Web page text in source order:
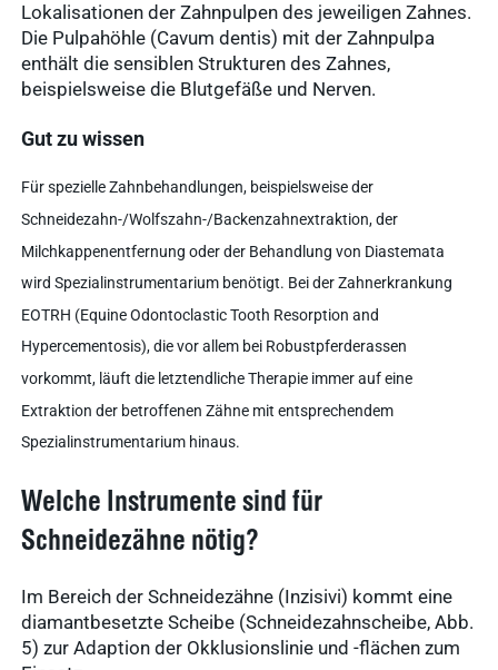
Tierarztbedarf
Ergebnisse
anzeigen
vitofyllin
anzeigen
Praxissoftware
Ergebnisse
anzeigen
Arzneimittel
Ergebnisse
anzeigen
novaderma
Ergebnisse
anzeigen
Schnellzugriff
Service &
Tierarztbedarf
Mitgliedschaft
Pharma-
Produktion
News & Socials
Marktplatz
vetlog.one
Lokalisationen der Zahnpulpen des jeweiligen Zahnes.
Die Pulpahöhle (Cavum dentis) mit der Zahnpulpa
enthält die sensiblen Strukturen des Zahnes,
beispielsweise die Blutgefäße und Nerven.
Gut zu wissen
Für spezielle Zahnbehandlungen, beispielsweise der
Schneidezahn-/Wolfszahn-/Backenzahnextraktion, der
Milchkappenentfernung oder der Behandlung von Diastemata
wird Spezialinstrumentarium benötigt. Bei der Zahnerkrankung
EOTRH (Equine Odontoclastic Tooth Resorption and
Hypercementosis), die vor allem bei Robustpferderassen
vorkommt, läuft die letztendliche Therapie immer auf eine
Extraktion der betroffenen Zähne mit entsprechendem
Spezialinstrumentarium hinaus.
Welche Instrumente sind für
Schneidezähne nötig?
Im Bereich der Schneidezähne (Inzisivi) kommt eine
diamantbesetzte Scheibe (Schneidezahnscheibe, Abb.
5) zur Adaption der Okklusionslinie und -flächen zum